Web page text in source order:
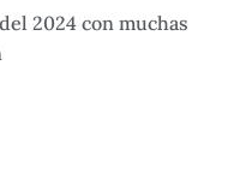
2024 con muchas